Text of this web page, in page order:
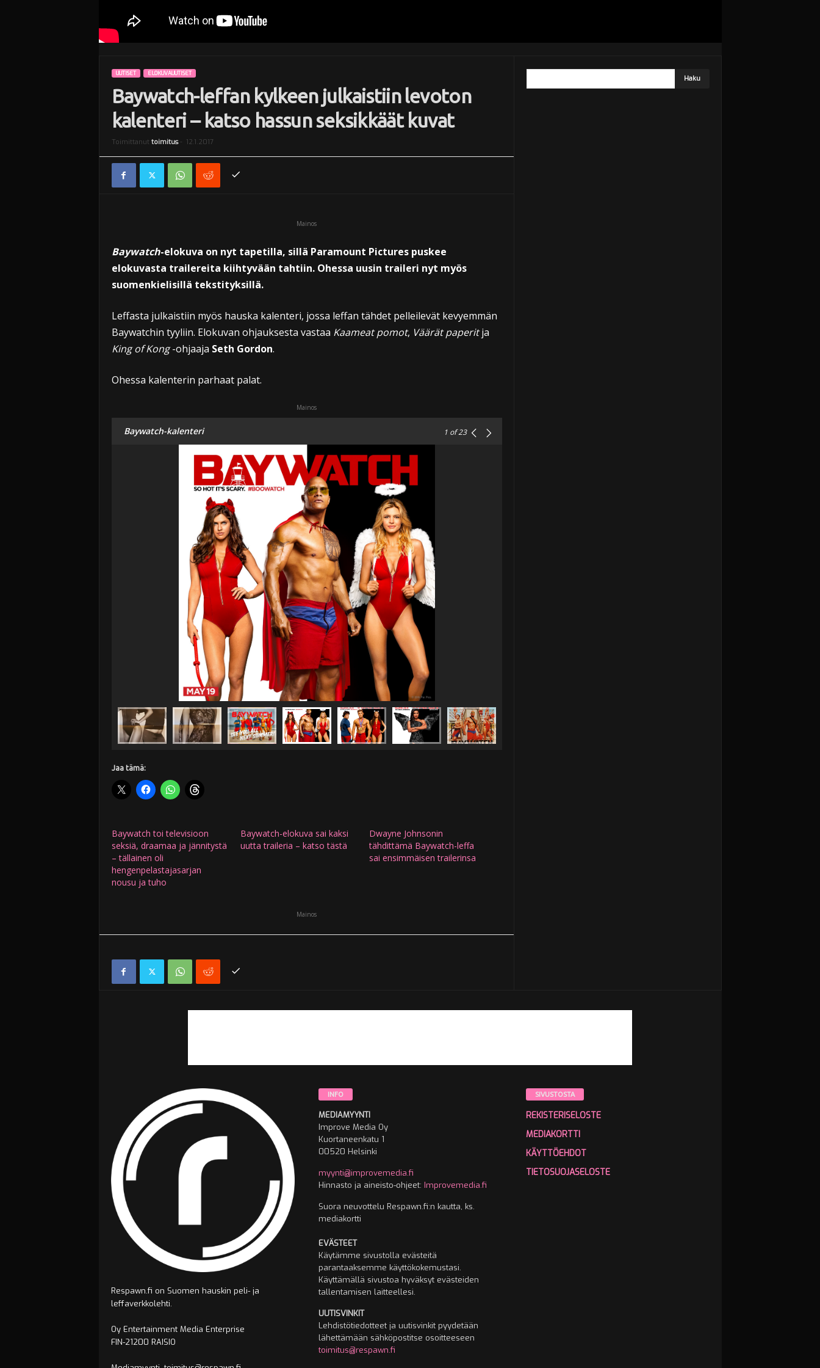
UUTISET ELOKUVAUUTISET
Baywatch-leffan kylkeen julkaistiin levoton
kalenteri – katso hassun seksikkäät kuvat
Toimittanut toimitus- 12.1.2017
Mainos
Baywatch-elokuva on nyt tapetilla, sillä Paramount Pictures puskee
elokuvasta trailereita kiihtyvään tahtiin. Ohessa uusin traileri nyt myös
suomenkielisillä tekstityksillä.
Leffasta julkaistiin myös hauska kalenteri, jossa leffan tähdet pelleilevät kevyemmän
Baywatchin tyyliin. Elokuvan ohjauksesta vastaa Kaameat pomot, Väärät paperitja
King of Kong-ohjaaja Seth Gordon.
Ohessa kalenterin parhaat palat.
Mainos
Baywatch-kalenteri 1of 23
Jaa tämä:
Baywatch toi televisioon
seksiä, draamaa ja jännitystä
– tällainen oli
hengenpelastajasarjan
nousu ja tuho
Baywatch-elokuva sai kaksi
uutta traileria – katso tästä
Dwayne Johnsonin
tähdittämä Baywatch-leffa
sai ensimmäisen trailerinsa
Mainos
Respawn.fi on Suomen hauskin peli- ja
leffaverkkolehti.
Oy Entertainment Media Enterprise
FIN-21200 RAISIO
INFO
MEDIAMYYNTI
Improve Media Oy
Kuortaneenkatu 1
00520 Helsinki
myynti@improvemedia.fi
Hinnasto ja aineisto-ohjeet: Improvemedia.fi
Suora neuvottelu Respawn.fi:n kautta, ks.
mediakortti
EVÄSTEET
Käytämme sivustolla evästeitä
parantaaksemme käyttökokemustasi.
Käyttämällä sivustoa hyväksyt evästeiden
tallentamisen laitteellesi.
UUTISVINKIT
Lehdistötiedotteet ja uutisvinkit pyydetään
lähettämään sähköpostitse osoitteeseen
toimitus@respawn.fi
SIVUSTOSTA
REKISTERISELOSTE
MEDIAKORTTI
KÄYTTÖEHDOT
TIETOSUOJASELOSTE